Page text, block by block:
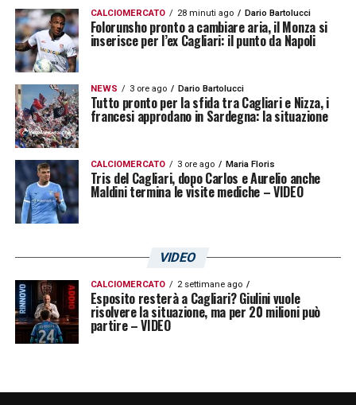
CALCIOMERCATO 28 minuti ago Dario Bartolucci
Folorunsho pronto a cambiare aria, il Monza si
inserisce per l’ex Cagliari: il punto da Napoli
NEWS 3 ore ago Dario Bartolucci
Tutto pronto per la sfida tra Cagliari e Nizza, i
francesi approdano in Sardegna: la situazione
CALCIOMERCATO 3 ore ago Maria Floris
Tris del Cagliari, dopo Carlos e Aurelio anche
Maldini termina le visite mediche – VIDEO
VIDEO
CALCIOMERCATO 2 settimane ago
Esposito resterà a Cagliari? Giulini vuole
risolvere la situazione, ma per 20 milioni può
partire – VIDEO